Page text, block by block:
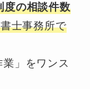
度の相談件数
士事務所で
業」をワンス